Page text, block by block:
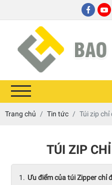
Trang chủ Tin tức Túi zip chỉ
TÚI ZIP
Ưu điểm của túi Zipper chỉ